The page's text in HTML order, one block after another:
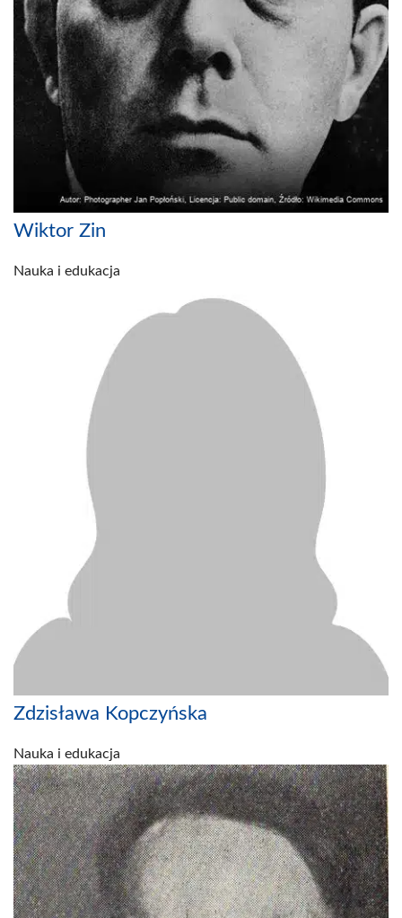
Wiktor Zin
Nauka i edukacja
Zdzisława Kopczyńska
Nauka i edukacja